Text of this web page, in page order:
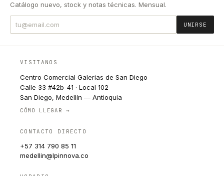
Catálogo nuevo, stock y notas técnicas. Mensual.
UNIRSE
VISITANOS
Centro Comercial Galerias de San Diego
Calle 33 #42b-41 · Local 102
San Diego, Medellín — Antioquia
CÓMO LLEGAR →
CONTACTO DIRECTO
+57 314 790 85 11
medellin@lpinnova.co